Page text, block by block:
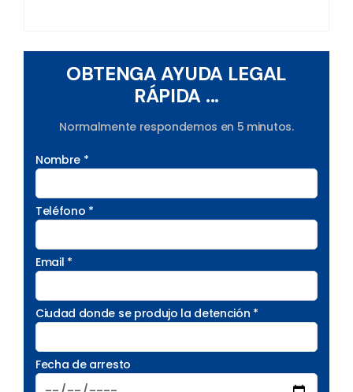
OBTENGA AYUDA LEGAL
RÁPIDA ...
Normalmente respondemos en 5 minutos.
Nombre *
Teléfono *
Email *
Ciudad donde se produjo la detención *
Fecha de arresto